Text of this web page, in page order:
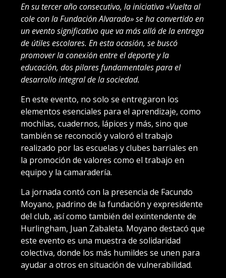
En su tercer año consecutivo, la iniciativa «Vuelta al
cole con la Fundación Alvarado» se ha convertido en
un evento significativo que va más allá de la entrega
de útiles escolares. En esta ocasión, se buscó
promover la conexión entre el deporte y la
educación, dos pilares fundamentales para el
desarrollo integral de la sociedad.
En este evento, no solo se entregaron los
elementos esenciales para el aprendizaje, como
mochilas, cuadernos, lápices y más, sino que
también se reconoció y valoró el trabajo
realizado por las escuelas y clubes barriales en
la promoción de valores como el trabajo en
equipo y la camaradería.
La jornada contó con la presencia de Facundo
Moyano, padrino de la fundación y expresidente
del club, así como también del exintendente de
Hurlingham, Juan Zabaleta. Moyano destacó que
este evento es una muestra de solidaridad
colectiva, donde los más humildes se unen para
ayudar a otros en situación de vulnerabilidad.